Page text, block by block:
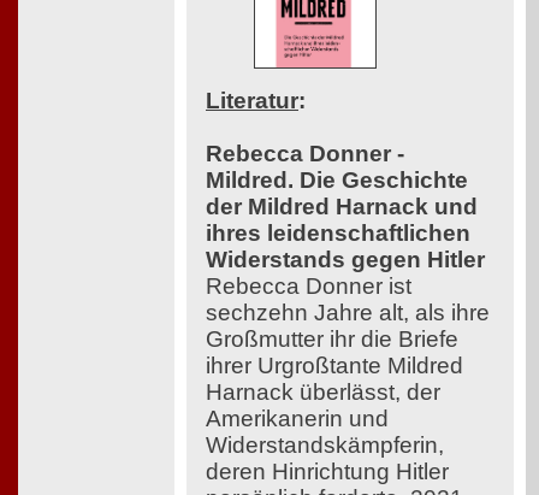
Literatur:
Rebecca Donner -
Mildred. Die Geschichte
der Mildred Harnack und
ihres leidenschaftlichen
Widerstands gegen Hitler
Rebecca Donner ist
sechzehn Jahre alt, als ihre
Großmutter ihr die Briefe
ihrer Urgroßtante Mildred
Harnack überlässt, der
Amerikanerin und
Widerstandskämpferin,
deren Hinrichtung Hitler